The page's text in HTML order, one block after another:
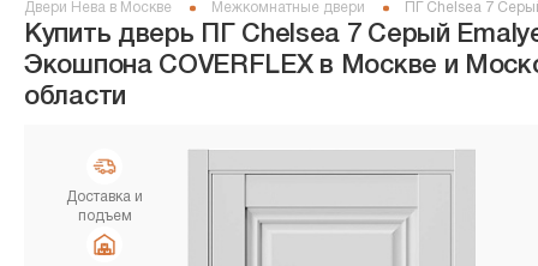
Двери Нева в Москве Межкомнатные двери ПГ Chelsea 7
Купить дверь ПГ Chelsea 7 Серый
Экошпона COVERFLEX в Москве и
области
Доставка и
подъем